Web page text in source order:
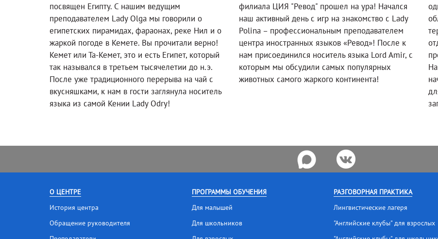
посвящен Египту. С нашим ведущим
преподавателем Lady Olga мы говорили о
египетских пирамидах, фараонах, реке Нил и о
жаркой погоде в Кемете. Вы прочитали верно!
Кемет или Та-Кемет, это и есть Египет, который
так назывался в третьем тысячелетии до н.э.
После уже традиционного перерыва на чай с
вкусняшками, к нам в гости заглянула носитель
языка из самой Кении Lady Odry!
филиала ЦИЯ "Ревод" прошел на ура! Начался
наш активный день с игр на знакомство с Lady
Polina – профессиональным преподавателем
центра иностранных языков «Ревод»! После к
нам присоединился носитель языка Lord Amir, с
которым мы обсудили самых популярных
животных самого жаркого континента!
О ЦЕНТРЕ
История центра
Обращение руководителя
ПРОГРАММЫ ОБУЧЕНИЯ
Для малышей
Для школьников
РАЗГОВОРНАЯ ПРАКТИКА
Лингвистические лагеря
"Английские клубы" для взрослых